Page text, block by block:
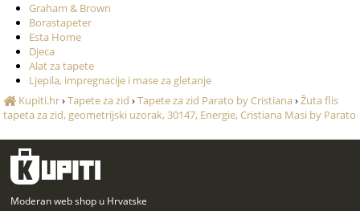
Graham & Brown
Borastapeter
Esta Home
Djeca
Alat za tapete
Ljepila, impregnacije i mase za gletanje
Kupiti.hr›Tapete za zid ›Tapete za zid Parato by Cristiana›Žuta flis
tapeta za zid, geometrijski uzorak, 30147, Energie, Cristiana Masi by Parato
Moderan web shop u Hrvatske